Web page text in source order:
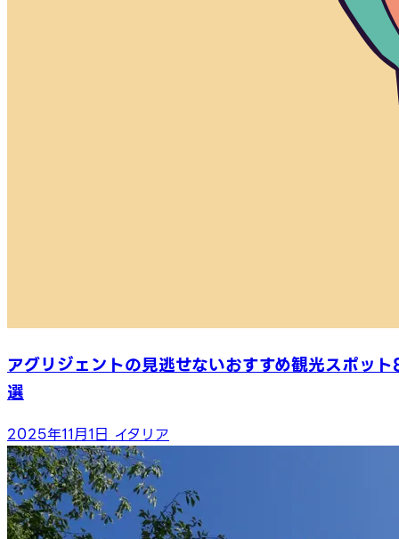
アグリジェントの見逃せないおすすめ観光スポッ
選
2025年11月1日 イタリア